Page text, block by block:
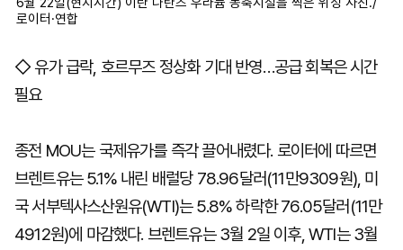
로이터·연합
◇ 유가 급락, 호르무즈 정상화 기대 반영…공급 회복은 시간
필요
종전 MOU는 국제유가를 즉각 끌어내렸다. 로이터에 따르면
브렌트유는 5.1% 내린 배럴당 78.96달러(11만9309원), 미
국 서부텍사스산원유(WTI)는 5.8% 하락한 76.05달러(11만
4912원)에 마감했다. 브렌트유는 3월 2일 이후, WTI는 3월